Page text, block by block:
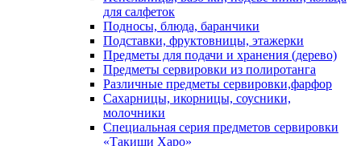
для салфеток
Подносы, блюда, баранчики
Подставки, фруктовницы, этажерки
Предметы для подачи и хранения (дерево)
Предметы сервировки из полиротанга
Различные предметы сервировки,фарфор
Сахарницы, икорницы, соусники,
молочники
Специальная серия предметов сервировки
«Такиши Харо»